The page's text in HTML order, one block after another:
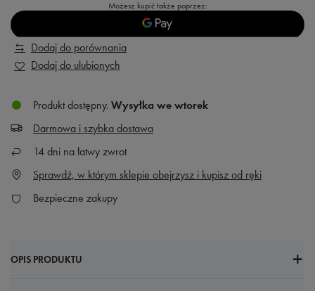
Możesz kupić także poprzez:
Dodaj do porównania
Dodaj do ulubionych
Produkt dostępny Wysyłka we wtorek
Darmowa i szybka dostawa
14 dni na łatwy zwrot
Sprawdź, w którym sklepie obejrzysz i kupisz od ręki
Bezpieczne zakupy
OPIS PRODUKTU